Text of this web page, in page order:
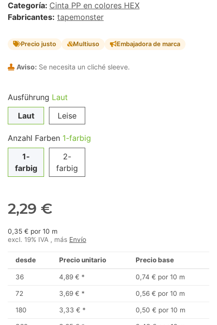
Categoría: Cinta PP en colores HEX
Fabricantes: tapemonster
Precio justo Multiuso Embajadora de marca
Aviso: Se necesita un cliché sleeve.
Ausführung Laut
Laut
Leise
Anzahl Farben 1-farbig
1-
farbig
2-
farbig
2,29 €
0,35 € por 10 m
excl. 19% IVA , más Envío
desde Precio unitario Precio base
36 4,89 € * 0,74 € por 10 m
72 3,69 € * 0,56 € por 10 m
180 3,33 € * 0,50 € por 10 m